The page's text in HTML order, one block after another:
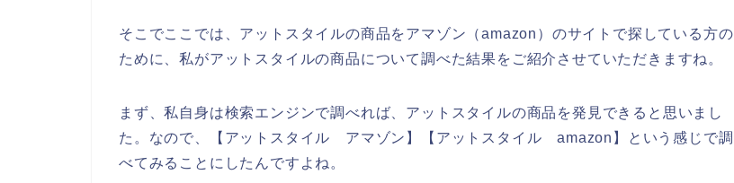
そこでここでは、アットスタイルの商品をアマゾン（amazon）のサイトで探している方の
ために、私がアットスタイルの商品について調べた結果をご紹介させていただきますね。
まず、私自身は検索エンジンで調べれば、アットスタイルの商品を発見できると思いまし
た。なので、【アットスタイル アマゾン】【アットスタイル amazon】という感じで調
べてみることにしたんですよね。